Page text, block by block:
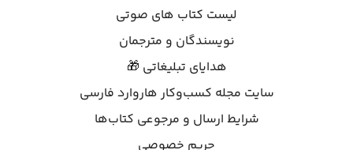
لیست کتاب های صوتی
نویسندگان و مترجمان
هدایای تبلیغاتی 🎁
سایت مجله کسب‌وکار هاروارد فارسی
شرایط ارسال و مرجوعی کتاب‌ها
حریم خصوصی